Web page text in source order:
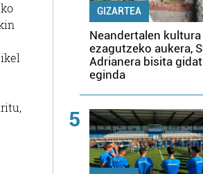
GIZARTEA
Neandertalen kultura
ezagutzeko aukera,
Adrianera bisita
eginda
5